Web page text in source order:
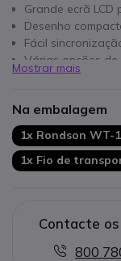
Grande ecrã
Desenho
Fácil
Várias opções
Fácil de usar
Mostrar mais
Na embalagem
1x Rondson WT-
1x Fio de
Contacte
800